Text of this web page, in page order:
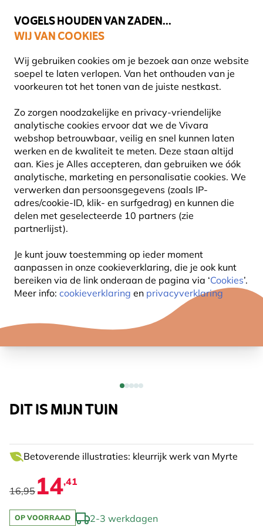
VOGELS HOUDEN VAN ZADEN...
WIJ VAN COOKIES
Wij gebruiken cookies om je bezoek aan onze website
soepel te laten verlopen. Van het onthouden van je
voorkeuren tot het tonen van de juiste nestkast.
Zo zorgen noodzakelijke en privacy-vriendelijke
analytische cookies ervoor dat we de Vivara
webshop betrouwbaar, veilig en snel kunnen laten
werken en de kwaliteit te meten. Deze staan altijd
aan. Kies je Alles accepteren, dan gebruiken we óók
analytische, marketing en personalisatie cookies. We
verwerken dan persoonsgegevens (zoals IP-
adres/cookie-ID, klik- en surfgedrag) en kunnen die
delen met geselecteerde 10 partners (zie
partnerlijst).
Je kunt jouw toestemming op ieder moment
aanpassen in onze cookieverklaring, die je ook kunt
bereiken via de link onderaan de pagina via ‘Cookies’.
Meer info: cookieverklaring en privacyverklaring
Gratis thuisbezorgd bij orders vanaf €59
DIT IS MIJN TUIN
Betoverende illustraties: kleurrijk werk van Myrte
16,95 14,41
OP VOORRAAD 2-3 werkdagen